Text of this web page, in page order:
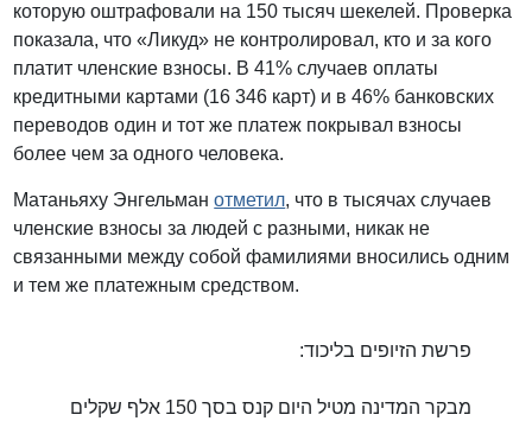
которую оштрафовали на 150 тысяч шекелей. Проверка
показала, что «Ликуд» не контролировал, кто и за кого
платит членские взносы. В 41% случаев оплаты
кредитными картами (16 346 карт) и в 46% банковских
переводов один и тот же платеж покрывал взносы
более чем за одного человека.
Матаньяху Энгельманотметил, что в тысячах случаев
членские взносы за людей с разными, никак не
связанными между собой фамилиями вносились одним
и тем же платежным средством.
פרשת הזיופים בליכוד:
מבקר המדינה מטיל היום קנס בסך 150 אלף שקלים